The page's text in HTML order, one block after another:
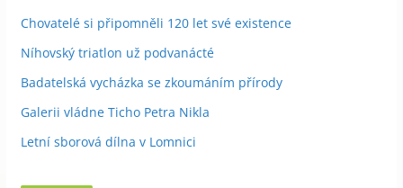
Chovatelé si připomněli 120 let své existence
Níhovský triatlon už podvanácté
Badatelská vycházka se zkoumáním přírody
Galerii vládne Ticho Petra Nikla
Letní sborová dílna v Lomnici